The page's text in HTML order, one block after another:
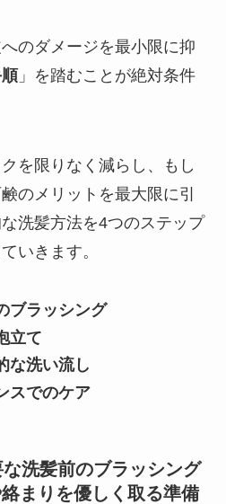
のダメージを最小限に抑
」を踏むことが絶対条件
を限りなく減らし、もし
のメリットを最大限に引
洗髪方法を4つのステップ
いきます。
ブラッシング
立て
な洗い流し
スでのケア
洗髪前のブラッシング
まりを優しく取る準備